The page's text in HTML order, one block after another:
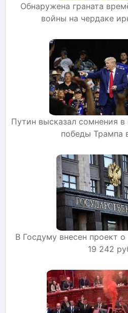
Обнаружена граната
войны на чердаке
Путин высказал сомнения
победы Трампа
В Госдуму внесен проект
19 242